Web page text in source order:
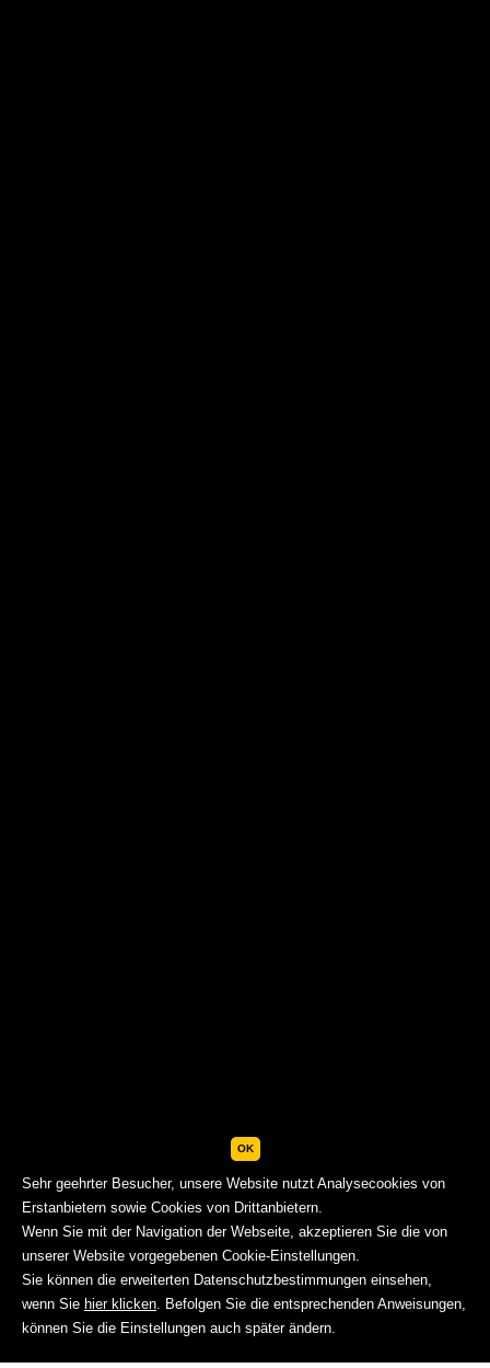
BUCHEN
OK
Sehr geehrter Besucher, unsere Website nutzt Analysecookies von
Erstanbietern sowie Cookies von Drittanbietern.
Wenn Sie mit der Navigation der Webseite, akzeptieren Sie die von
unserer Website vorgegebenen Cookie-Einstellungen.
Sie können die erweiterten Datenschutzbestimmungen einsehen,
wenn Sie hier klicken. Befolgen Sie die entsprechenden Anweisungen,
können Sie die Einstellungen auch später ändern.